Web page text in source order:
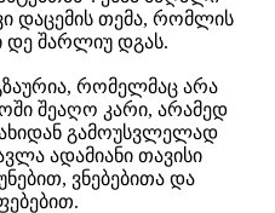
დაცემის თემა, რომლის
დე შარლიუ დგას.
რომელმაც არა
შეაღო კარი, არამედ
გამოუსვლელად
ადამიანი თავისი
ვნებებითა და